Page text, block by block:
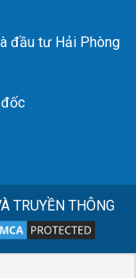
đầu tư Hải Phòng
đốc
TRUYỀN THÔNG